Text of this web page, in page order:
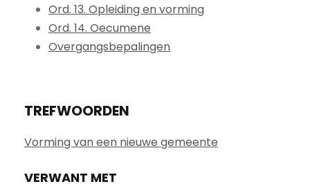
Ord. 13. Opleiding en vorming
Ord. 14. Oecumene
Overgangsbepalingen
TREFWOORDEN
Vorming van een nieuwe gemeente
VERWANT MET